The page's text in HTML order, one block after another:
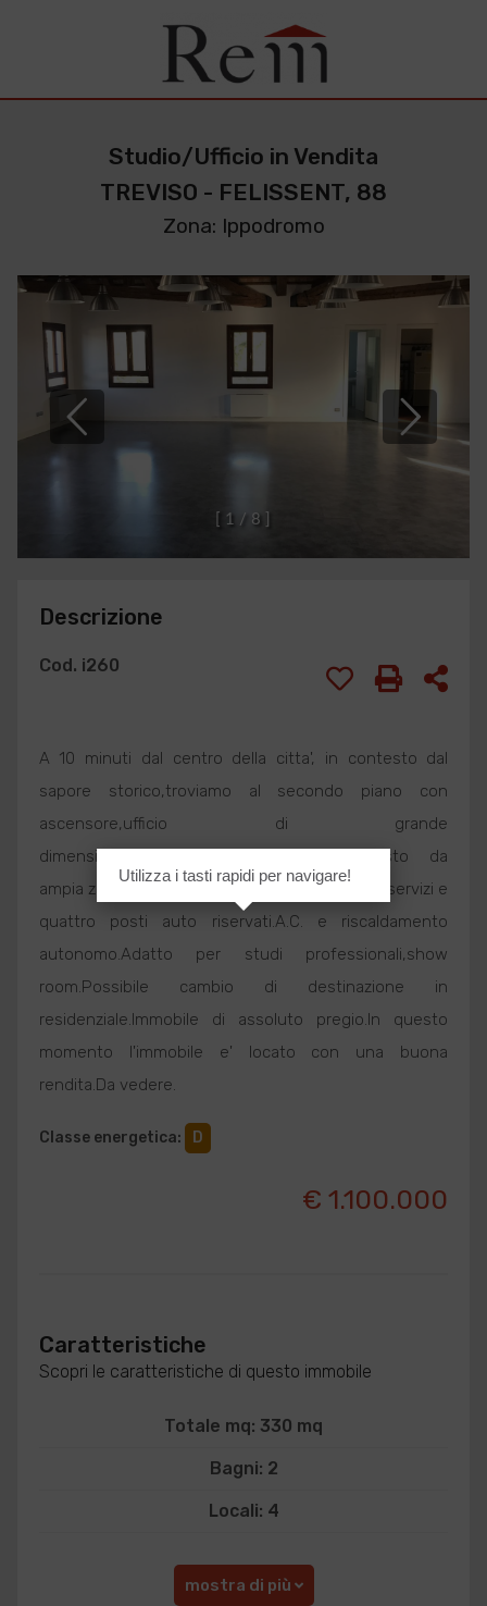
Studio/Ufficio in Vendita
TREVISO - FELISSENT, 88
Zona: Ippodromo
1 / 8
Descrizione
Cod. i260
A 10 minuti dal centro della citta', in contesto dal
sapore storico,troviamo al secondo piano con
ascensore,ufficio di grande
dimensione,completamente travato,composto da
ampia zona open space e altri tre locali.Doppi servizi e
quattro posti auto riservati.A.C. e riscaldamento
autonomo.Adatto per studi professionali,show
room.Possibile cambio di destinazione in
residenziale.Immobile di assoluto pregio.In questo
momento l'immobile e' locato con una buona
rendita.Da vedere.
Classe energetica: D
€ 1.100.000
Caratteristiche
Scopri le caratteristiche di questo immobile
Totale mq: 330 mq
Bagni: 2
Locali: 4
mostra di più
Utilizza i tasti rapidi per navigare!